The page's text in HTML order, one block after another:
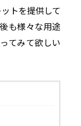
トを提供して
も様々な用途
てみて欲しい